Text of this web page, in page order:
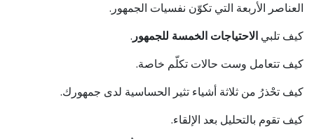
العناصر الأربعة التي تكوّن نفسيات الجمهور.
كيف تلبي الاحتياجات الخمسة للجمهور .
كيف تتعامل وست حالات تكلّم خاصة.
كيف تحْذرُ من ثلاثة أشياء تثير الحساسية لدى جمهورك.
كيف تقوم بالتحليل بعد الإلقاء.